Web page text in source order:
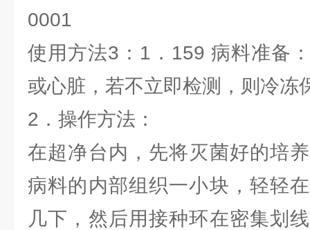
0001
使用方法3：1．159 病料准备
或心脏，若不立即检测，则冷冻
2．操作方法：
在超净台内，先将灭菌好的培
病料的内部组织一小块，轻轻
几下，然后用接种环在密集划